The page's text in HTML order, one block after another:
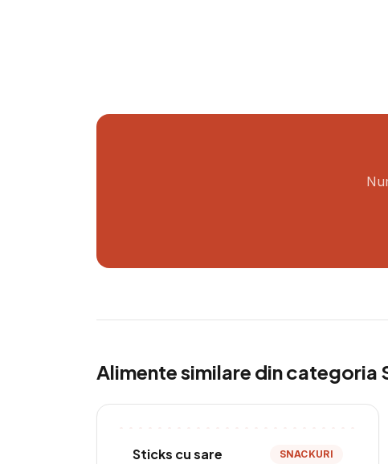
Alimente similare din categoria
Sticks cu sare
SNACKURI